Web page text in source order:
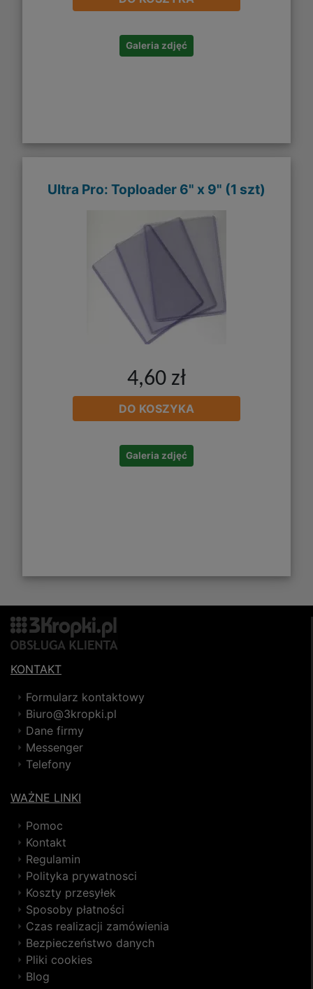
Galeria zdjęć
Ultra Pro: Toploader 6" x 9" (1 szt)
4,60 zł
DO KOSZYKA
Galeria zdjęć
KONTAKT
Formularz kontaktowy
Biuro@3kropki.pl
Dane firmy
Messenger
Telefony
WAŻNE LINKI
Pomoc
Kontakt
Regulamin
Polityka prywatnosci
Koszty przesyłek
Sposoby płatności
Czas realizacji zamówienia
Bezpieczeństwo danych
Pliki cookies
Blog